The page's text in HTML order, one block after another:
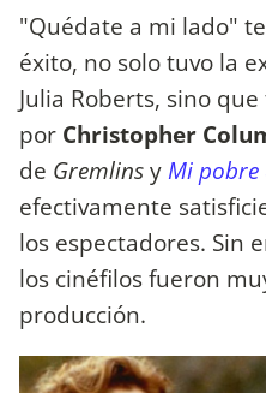
"Quédate a mi lado"
éxito, no solo tuvo la
Julia Roberts, sino
por Christopher
de GremlinsyMi pobre
efectivamente
los espectadores. Sin
los cinéfilos fueron
producción.